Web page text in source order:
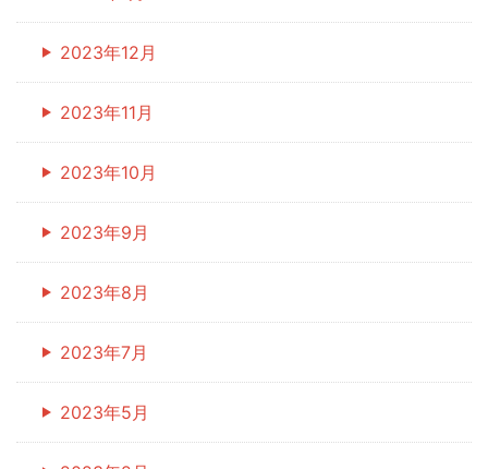
2023年12月
2023年11月
2023年10月
2023年9月
2023年8月
2023年7月
2023年5月